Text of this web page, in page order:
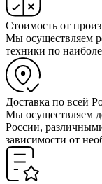
Стоимость от
Мы осуществляем
техники по
Доставка по всей
Мы осуществляем
России,
зависимости от